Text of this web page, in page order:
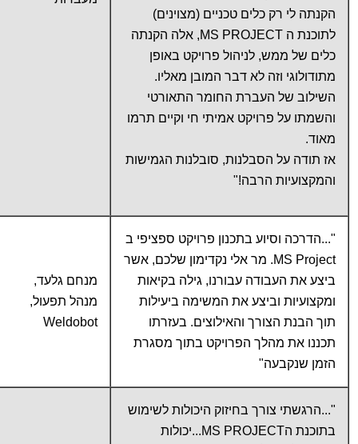
הקנתה לי רק כלים טכניים (מצוינים)
לתוכנת ה MS PROJECT, אלה הקנתה
כלים של ממש, לניהול פרויקט באופן
מתודולוגי וזה לא דבר המובן מאליו.
השילוב של העברת החומר התאורטי
והשמתו על פרויקט אמיתי חי וקיים תרמו
מאוד.
אז תודה על הסבלנות, סובלנות הגמישות
והמקצועיות הרבה!"
"...הדרכה וסיוע בתכנון פרויקט ספציפי ב
MS Project. מר אלי נקדימון שלכם, אשר
ביצע את העבודה עבורנו, גילה בקיאות
ומקצועיות וביצע את המשימה ביעילות
תוך הבנת הצורך והאילוצים. בעזרתו
תכננו את מהלך הפרויקט בתוך מסגרת
הזמן שנקבעה"
מנחם גלעד,
מנהל תפעול,
Weldobot
"...הרגשתי צורך בחיזוק היכולות לשימוש
בתוכנת הMS PROJECT...יכולות